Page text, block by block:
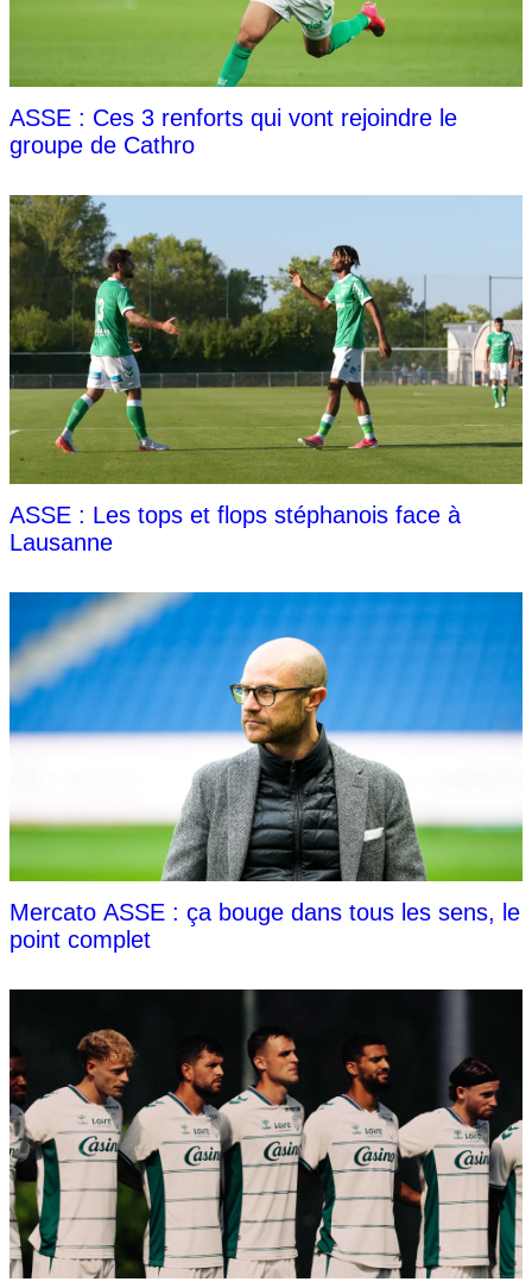
ASSE : Ces 3 renforts qui vont rejoindre le
groupe de Cathro
ASSE : Les tops et flops stéphanois face à
Lausanne
Mercato ASSE : ça bouge dans tous les sens, le
point complet